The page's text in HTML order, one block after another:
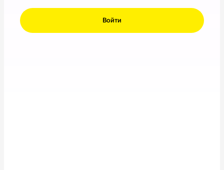
Войти